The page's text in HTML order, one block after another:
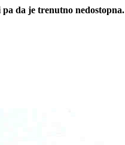
da je trenutno nedostopna.